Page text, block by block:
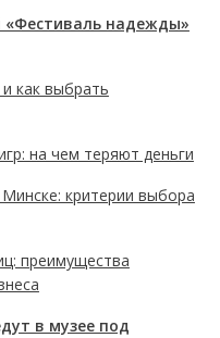
«Фестиваль надежды»
как выбрать
на чем теряют деньги
критерии выбора
преимущества
в музее под